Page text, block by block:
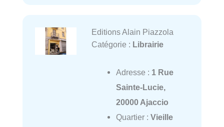
Editions Alain Piazzola
Catégorie : Librairie
Adresse : 1 Rue
Sainte-Lucie,
20000 Ajaccio
Quartier : Vieille